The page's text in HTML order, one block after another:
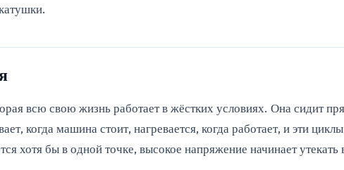
всю свою жизнь работает в жёстких условиях. Она сидит
когда машина стоит, нагревается, когда работает, и эти
хотя бы в одной точке, высокое напряжение начинает